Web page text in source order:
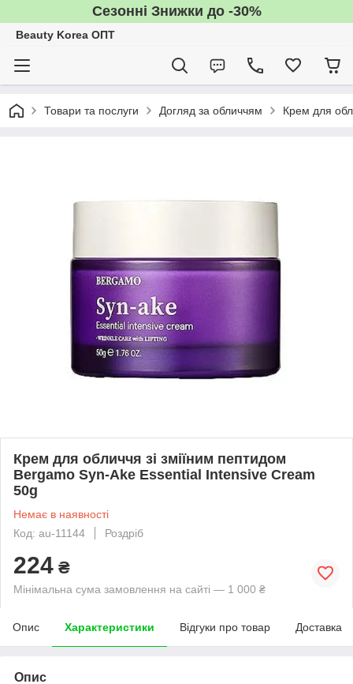
Сезонні Знижки до -30%
Beauty Korea ОПТ
Товари та послуги Догляд за обличчям Крем для
Крем для обличчя зі зміїним пептидом
Bergamo Syn-Ake Essential Intensive Cream
50g
Немає в наявності
Код: au-11144
Роздріб
224 ₴
Мінімальна сума замовлення на сайті — 1 000 ₴
Опис Характеристики Відгуки про товар Доставка
Опис